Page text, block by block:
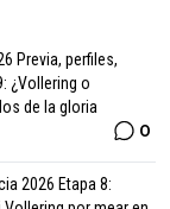
Previa, perfiles,
¿Vollering o
de la gloria
0
2026 Etapa 8: